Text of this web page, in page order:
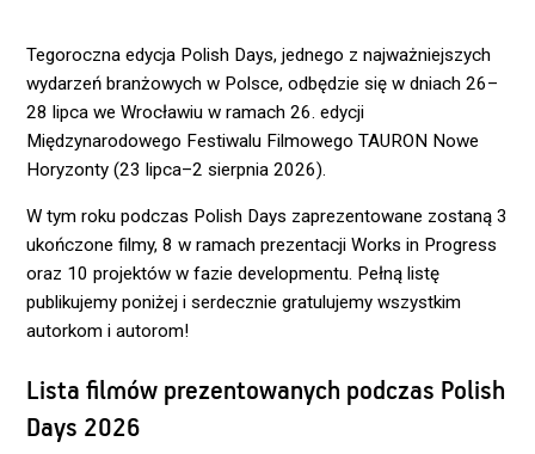
Tegoroczna edycja Polish Days, jednego z najważniejszych
wydarzeń branżowych w Polsce, odbędzie się w dniach 26–
28 lipca we Wrocławiu w ramach 26. edycji
Międzynarodowego Festiwalu Filmowego TAURON Nowe
Horyzonty (23 lipca–2 sierpnia 2026).
W tym roku podczas Polish Days zaprezentowane zostaną 3
ukończone filmy, 8 w ramach prezentacji Works in Progress
oraz 10 projektów w fazie developmentu. Pełną listę
publikujemy poniżej i serdecznie gratulujemy wszystkim
autorkom i autorom!
Lista filmów prezentowanych podczas Polish
Days 2026